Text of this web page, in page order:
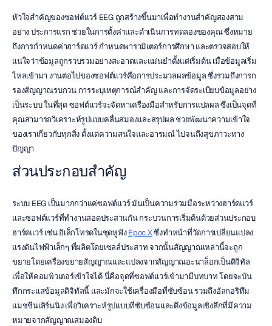
หัวใจสำคัญของซอฟต์แวร์ EEG ถูกสร้างขึ้นมาเพื่อทำงานสำคัญสองสาม
อย่าง ประการแรก ช่วยในการตั้งค่าและดำเนินการทดลองของคุณ ซึ่งหมาย
ถึงการกำหนดค่าฮาร์ดแวร์ กำหนดพารามิเตอร์การศึกษา และตรวจสอบให้
แน่ใจว่าข้อมูลถูกรวบรวมอย่างสะอาดและแม่นยำตั้งแต่เริ่มต้น เมื่อข้อมูลเริ่ม
ไหลเข้ามา งานต่อไปของซอฟต์แวร์คือการประมวลผลข้อมูล ซึ่งรวมถึงการก
รองสัญญาณรบกวน การระบุเหตุการณ์สำคัญ และการจัดระเบียบข้อมูลอย่าง
เป็นระบบ ในที่สุด ซอฟต์แวร์จะจัดหาเครื่องมือสำหรับการแปลผล ซึ่งเป็นจุดที่
คุณสามารถวิเคราะห์รูปแบบคลื่นสมองและสรุปผล ช่วยพัฒนาความเข้าใจ
ของเราเกี่ยวกับทุกสิ่ง ตั้งแต่ความสนใจและอารมณ์ ไปจนถึงสุขภาวะทาง
ปัญญา
ส่วนประกอบสำคัญ
ระบบ EEG เป็นมากกว่าแค่ซอฟต์แวร์ มันเป็นความร่วมมือระหว่างฮาร์ดแวร์
และซอฟต์แวร์ที่ทำงานสอดประสานกัน กระบวนการเริ่มต้นด้วยส่วนประกอบ
ฮาร์ดแวร์ เช่น อิเล็กโทรดในชุดหูฟัง Epoc X ซึ่งทำหน้าที่วัดการเปลี่ยนแปลง
แรงดันไฟฟ้าเล็กๆ ที่ผลิตโดยเซลล์ประสาท จากนั้นสัญญาณเหล่านี้จะถูก
ขยายโดยเครื่องขยายสัญญาณและแปลงจากสัญญาณอะนาล็อกเป็นดิจิทัล
เพื่อให้คอมพิวเตอร์เข้าใจได้ นี่คือจุดที่ซอฟต์แวร์เข้ามามีบทบาท โดยจะบัน
ทึกกระแสข้อมูลดิจิทัลนี้ และมักจะใช้เครื่องมือที่ซับซ้อน รวมถึงอัลกอริทึม
แมชชีนเลิร์นนิง เพื่อวิเคราะห์รูปแบบที่ซับซ้อนและดึงข้อมูลเชิงลึกที่มีความ
หมายจากสัญญาณสมองดิบ